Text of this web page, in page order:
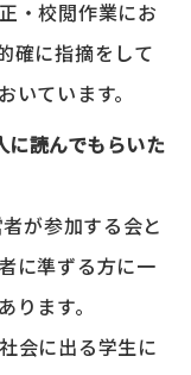
・校閲作業にお
確に指摘をして
いています。
に読んでもらいた
が参加する会と
に準ずる方に一
ります。
会に出る学生に